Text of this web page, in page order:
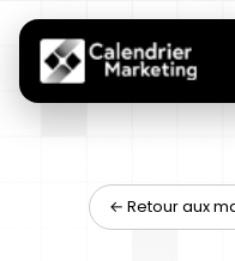
← Retour aux